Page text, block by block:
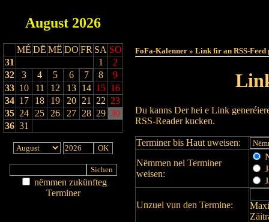
August 2026
MÉ DË MË DO FR SA SO
31
1
2
32
3 4 5 6 7 8
9
33 10 11 12 13 14 15 16
34 17 18 19 20 21 22 23
35 24 25 26 27 28 29 30
36 31
nëmmen zukünfteg
Terminer
FoFa-Kalenner » Link fir an RSS-Feed
Du kanns Der hei e Link
RSS-Reader kucken.
Terminer bis Haut uweisen:
Nëmmen nei Terminer
weisen:
Unzuel vun den Termine: